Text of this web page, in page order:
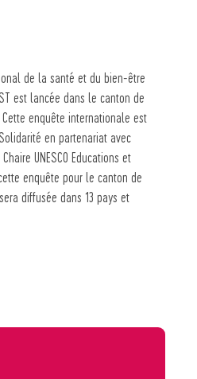
de la santé et du bien-être
est lancée dans le canton de
enquête internationale est
en partenariat avec
UNESCO Educations et
enquête pour le canton de
diffusée dans 13 pays et